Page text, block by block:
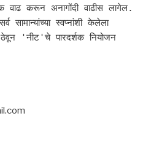
करून अनागोंदी वाढीस लागेल.
सामान्यांच्या स्वप्नांशी केलेला
'नीट'चे पारदर्शक नियोजन